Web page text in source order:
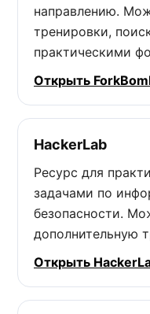
направлению.
тренировки,
практическими
Открыть
HackerLab
Ресурс для
задачами по
безопасности.
дополнительную
Открыть